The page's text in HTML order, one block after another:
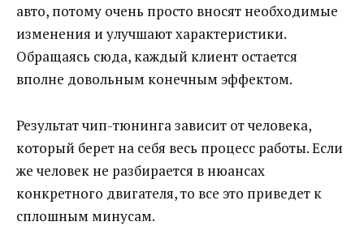
авто, потому очень просто вносят необходимые
изменения и улучшают характеристики.
Обращаясь сюда, каждый клиент остается
вполне довольным конечным эффектом.
Результат чип-тюнинга зависит от человека,
который берет на себя весь процесс работы. Если
же человек не разбирается в нюансах
конкретного двигателя, то все это приведет к
сплошным минусам.